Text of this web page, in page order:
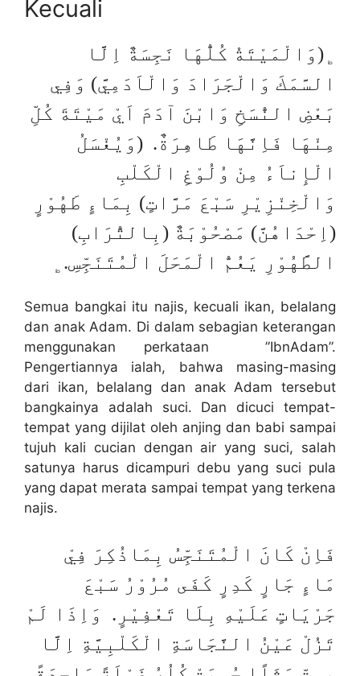
Kecuali
﯁(وَالْمَيْتَةُ كُلُّهَا نَجِسَةٌ اِلَّا
السَّمَكَ وَالْجَرَادَ وَالْاَدَمِيَّ) وَفِي
بَعْضِ النُّسَخِ وَابْنَ آدَمَ اَيْ مَيْتَةَ كُلِّ
مِنْهَا فَاِنَّهَا طَاهِرَةٌ. (وَيُغْسَلُ
الْإِناَءُ مِنْ وُلُوْغِ الْكَلْبِ
وَالْخِنْزِيْرِ سَبْعَ مَرَّاتٍ) بِمَاءٍ طَهُوْرٍ
(اِحْدَاهُنَّ) مَصْحُوْبَةٌ (بِالتُّرَابِ)
الطَّهُوْرِ يَعُمُّ الْمَحَلَ الْمُتَنَجِّسِ.﯁
Semua bangkai itu najis, kecuali ikan, belalang
dan anak Adam. Di dalam sebagian keterangan
menggunakan perkataan ”IbnAdam”.
Pengertiannya ialah, bahwa masing-masing
dari ikan, belalang dan anak Adam tersebut
bangkainya adalah suci. Dan dicuci tempat-
tempat yang dijilat oleh anjing dan babi sampai
tujuh kali cucian dengan air yang suci, salah
satunya harus dicampuri debu yang suci pula
yang dapat merata sampai tempat yang terkena
najis.
فَاِنْ كَانَ الْمُتَنَجِّسُ بِمَاذُكِرَ فِيْ
مَاءٍ جَارٍ كَدِرٍ كَفَى مُرُوْرُ سَبْعَ
جَرْيَاتٍ عَلَيْهِ بِلَا تَعْفِيْرٍ. وَاِذَا لَمْ
تَزُلْ عَيْنُ النَّجَاسَةِ الْكَلْبِيَّةِ اِلَّا